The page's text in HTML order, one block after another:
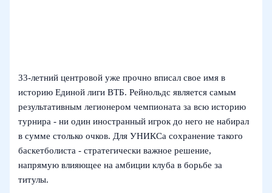
33‑летний центровой уже прочно вписал свое имя в
историю Единой лиги ВТБ. Рейнольдс является самым
результативным легионером чемпионата за всю историю
турнира - ни один иностранный игрок до него не набирал
в сумме столько очков. Для УНИКСа сохранение такого
баскетболиста - стратегически важное решение,
напрямую влияющее на амбиции клуба в борьбе за
титулы.